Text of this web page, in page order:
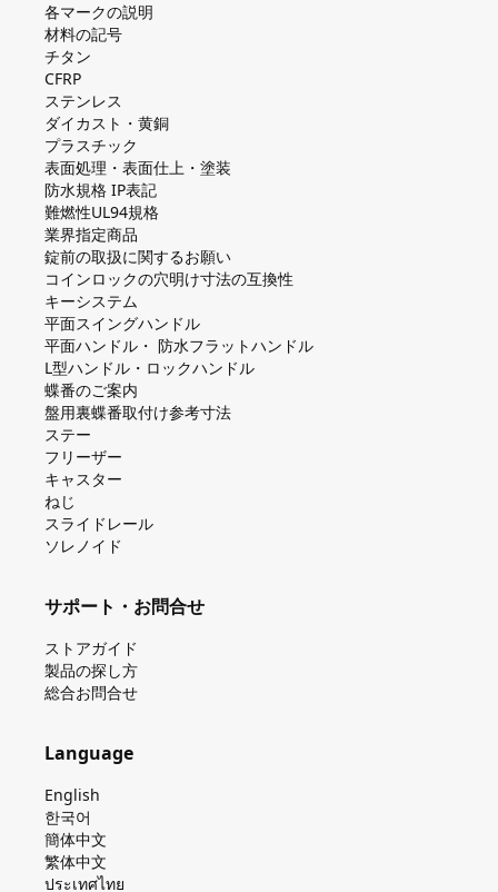
各マークの説明
材料の記号
チタン
CFRP
ステンレス
ダイカスト・⻩銅
プラスチック
表面処理・表面仕上・塗装
防⽔規格 IP表記
難燃性UL94規格
業界指定商品
錠前の取扱に関するお願い
コインロックの⽳明け⼨法の互換性
キーシステム
平⾯スイングハンドル
平⾯ハンドル・ 防⽔フラットハンドル
L型ハンドル・ロックハンドル
蝶番のご案内
盤⽤裏蝶番取付け参考⼨法
ステー
フリーザー
キャスター
ねじ
スライドレール
ソレノイド
サポート・お問合せ
ストアガイド
製品の探し⽅
総合お問合せ
Language
English
한국어
簡体中文
繁体中文
ประเทศไทย